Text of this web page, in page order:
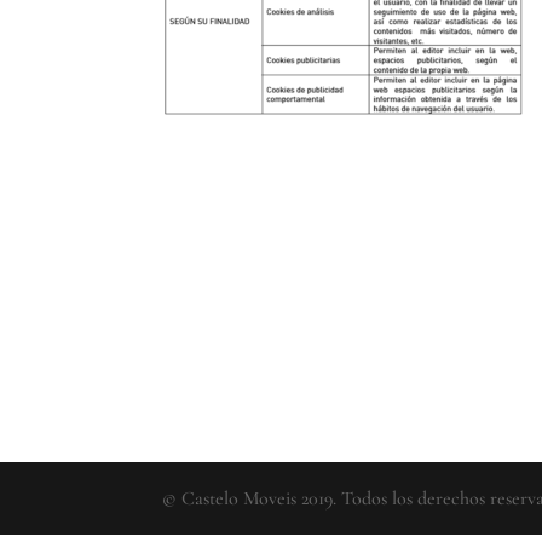
© Castelo Moveis 2019. Todos los derechos